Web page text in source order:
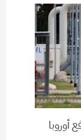
أوروبا